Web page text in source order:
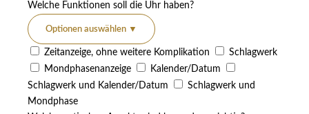
Welche Funktionen soll die Uhr haben?
Optionen auswählen ▼
Zeitanzeige, ohne weitere Komplikation
Schlagwerk
Mondphasenanzeige
Kalender/Datum
Schlagwerk und Kalender/Datum
Schlagwerk und
Mondphase